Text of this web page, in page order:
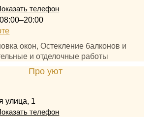
телефон
окон, Остекление балконов и
и отделочные работы
улица, 1
телефон